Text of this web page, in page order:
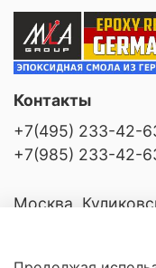
Контакты
+7(495) 233-42-
+7(985) 233-42-
Москва,